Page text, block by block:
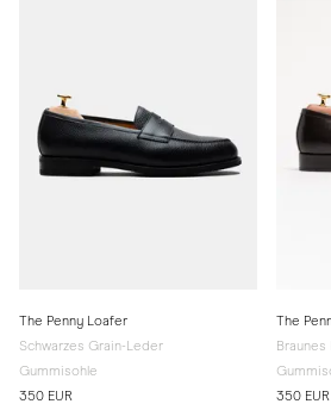
The Penny Loafer
Schwarzes Grain-Leder
Gummisohle
350 EUR
The
350 EUR